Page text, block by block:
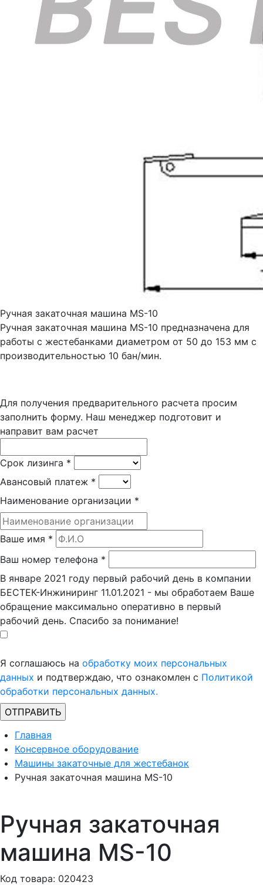
Ручная закаточная машина MS-10
Ручная закаточная машина MS-10 предназначена для
работы с жестебанками диаметром от 50 до 153 мм с
производительностью 10 бан/мин.
Для получения предварительного расчета просим
заполнить форму. Наш менеджер подготовит и
направит вам расчет
Срок лизинга *
Авансовый платеж *
Наименование организации *
Ваше имя *
Ваш номер телефона *
В январе 2021 году первый рабочий день в компании
БЕСТЕК-Инжиниринг 11.01.2021 - мы обработаем Ваше
обращение максимально оперативно в первый
рабочий день. Спасибо за понимание!
Я соглашаюсь на обработку моих персональных
данных и подтверждаю, что ознакомлен с Политикой
обработки персональных данных.
Главная
Консервное оборудование
Машины закаточные для жестебанок
Ручная закаточная машина MS-10
Ручная закаточная
машина MS-10
Код товара: 020423